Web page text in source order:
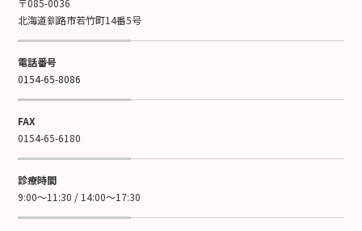
〒085-0036
北海道釧路市若竹町14番5号
電話番号
0154-65-8086
FAX
0154-65-6180
診療時間
9:00～11:30 / 14:00～17:30